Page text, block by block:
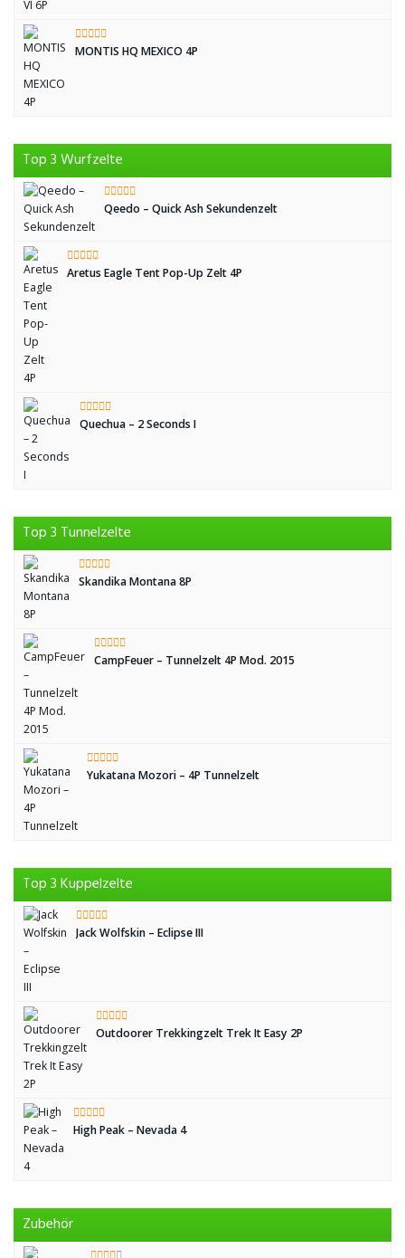
MONTIS HQ MEXICO 4P
Top 3 Wurfzelte
Qeedo – Quick Ash Sekundenzelt
Aretus Eagle Tent Pop-Up Zelt 4P
Quechua – 2 Seconds I
Top 3 Tunnelzelte
Skandika Montana 8P
CampFeuer – Tunnelzelt 4P Mod. 2015
Yukatana Mozori – 4P Tunnelzelt
Top 3 Kuppelzelte
Jack Wolfskin – Eclipse III
Outdoorer Trekkingzelt Trek It Easy 2P
High Peak – Nevada 4
Zubehör